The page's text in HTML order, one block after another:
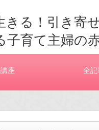
きる！引き寄
子育て主婦の
座 全記